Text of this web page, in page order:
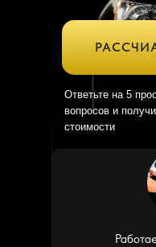
Ответьте на 5
вопросов и
стоимости